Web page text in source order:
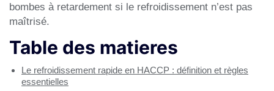
bombes à retardement si le refroidissement n’est pas
maîtrisé.
Table des matieres
Le refroidissement rapide en HACCP : définition et règles
essentielles